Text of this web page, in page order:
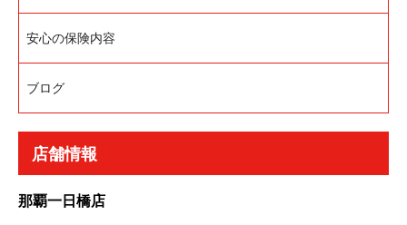
安心の保険内容
ブログ
店舗情報
那覇一日橋店